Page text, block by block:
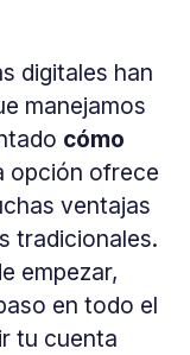
digitales han
manejamos
cómo
opción ofrece
ventajas
tradicionales.
empezar,
en todo el
tu cuenta